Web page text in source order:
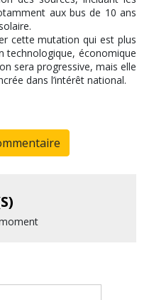
aux bus de 10 ans
cette mutation qui est plus
technologique, économique
sera progressive, mais elle
dans l’intérêt national.